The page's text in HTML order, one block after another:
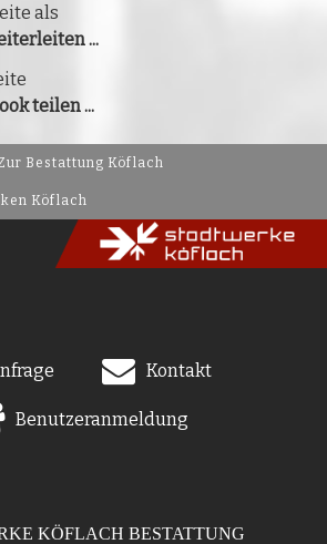
als
...
teilen ...
Bestattung Köflach
Köflach
Kontakt
Benutzeranmeldung
KÖFLACH BESTATTUNG